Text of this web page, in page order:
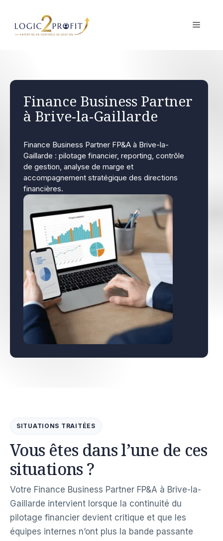
contenu
MENU
Finance Business Partner
à Brive-la-Gaillarde
Finance Business Partner FP&A à Brive-la-
Gaillarde : pilotage financier, reporting, contrôle
de gestion, analyse de marge et
accompagnement stratégique des directions
financières.
SITUATIONS TRAITÉES
Vous êtes dans l’une de ces
situations ?
Votre Finance Business Partner FP&A à Brive-la-
Gaillarde intervient lorsque la continuité du
pilotage financier devient critique et que les
équipes internes n’ont plus la bande passante